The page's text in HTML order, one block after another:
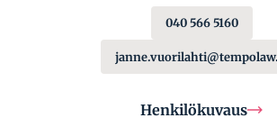
040 566 5160
Henkilökuvaus